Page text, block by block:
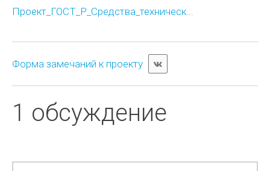
Проект_ГОСТ_Р_Средства_техническ...
Форма замечаний к проекту
1 обсуждение